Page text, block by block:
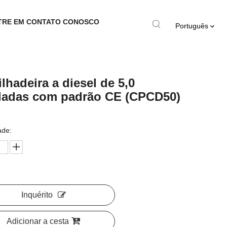
EM CONTATO CONOSCO Português
a diesel de 5,0
com padrão CE (CPCD50)
Inquérito
Adicionar a cesta